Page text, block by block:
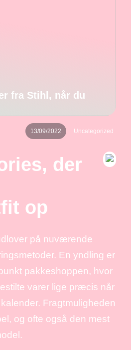
fra Stihl, når du
13/09/2022 Uncategorized
der
op
på nuværende
En yndling er
pakkeshoppen, hvor
varer lige præcis når
Fragtmuligheden
og ofte også den mest